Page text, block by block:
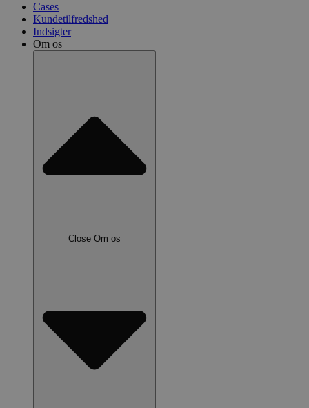
Cases
Kundetilfredshed
Indsigter
Om os
Close Om os